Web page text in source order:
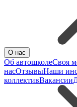
О нас
Об автошколеСвоя
насОтзывыНаши
коллективВакансии